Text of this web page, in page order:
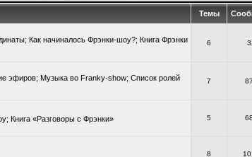
Темы
Как начиналось Фрэнки-шоу?; Книга Фрэнки
6
эфиров; Музыка во Franky-show; Список ролей
7
Книга «Разговоры с Фрэнки» 5
8